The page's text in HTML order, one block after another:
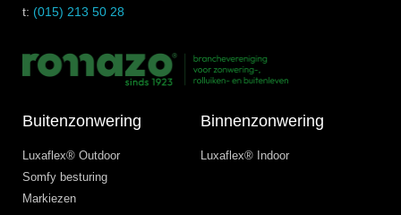
t: (015) 213 50 28
Buitenzonwering
Luxaflex® Outdoor
Somfy besturing
Markiezen
Binnenzonwering
Luxaflex® Indoor